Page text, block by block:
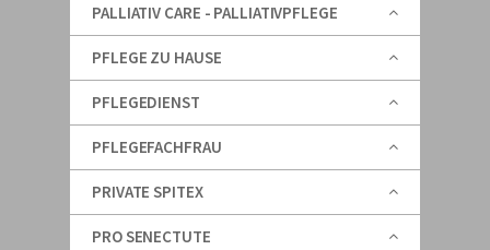
PALLIATIV CARE - PALLIATIVPFLEGE
PFLEGE ZU HAUSE
PFLEGEDIENST
PFLEGEFACHFRAU
PRIVATE SPITEX
PRO SENECTUTE